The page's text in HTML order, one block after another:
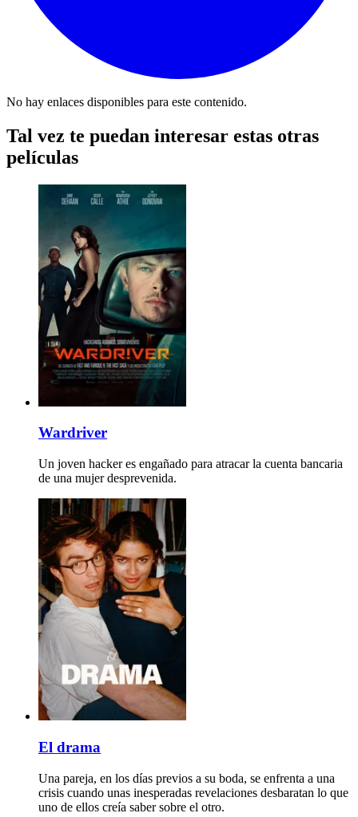
No hay enlaces disponibles para este contenido.
Tal vez te puedan interesar estas otras
películas
Wardriver
Un joven hacker es engañado para atracar la cuenta bancaria
de una mujer desprevenida.
El drama
Una pareja, en los días previos a su boda, se enfrenta a una
crisis cuando unas inesperadas revelaciones desbaratan lo que
uno de ellos creía saber sobre el otro.